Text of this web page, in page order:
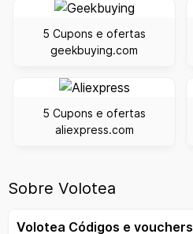
5 Cupons e ofertas
geekbuying.com
5 Cupons e ofertas
aliexpress.com
Sobre Volotea
Volotea Códigos e vouchers